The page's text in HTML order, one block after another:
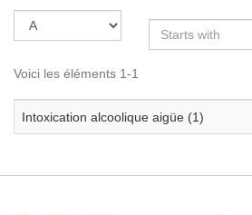
Voici les éléments 1-1
Intoxication alcoolique aigüe (1)